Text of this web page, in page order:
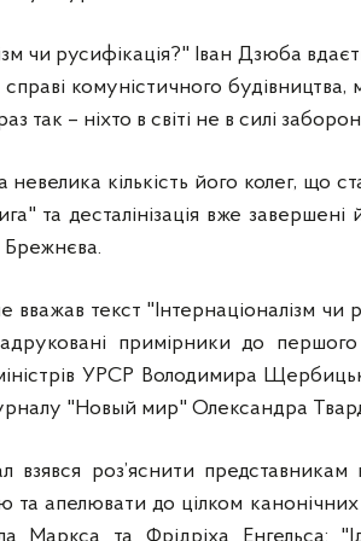
чи русифікація?" Іван Дзюба
комуністичного
так – ніхто в світі не в силі
невелика кількість його колег, що
та десталінізація вже
Брежнєва.
вважав текст "Інтернаціоналізм
примірники до
УРСР Володимира
"Новый мир" Олександра
взявся роз’яснити
та апелювати до цілком